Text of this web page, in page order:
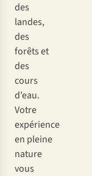
des
landes,
des
forêts et
des
cours
d’eau.
Votre
expérience
en pleine
nature
vous